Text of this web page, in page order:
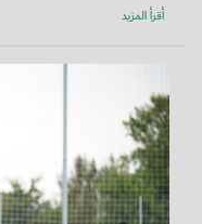
أقرأ المزيد